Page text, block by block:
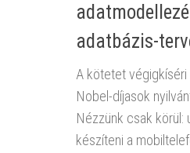
adatbázis-
A kötetet végigkíséri
Nobel-díjasok
Nézzünk csak körül:
készíteni a